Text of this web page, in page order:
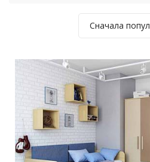
Сначала